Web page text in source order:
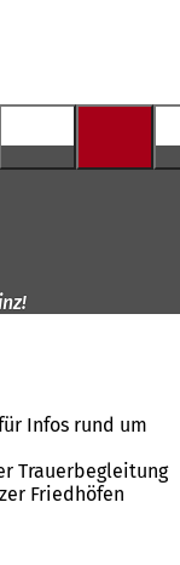
Infos rund um
Trauerbegleitung
Friedhöfen